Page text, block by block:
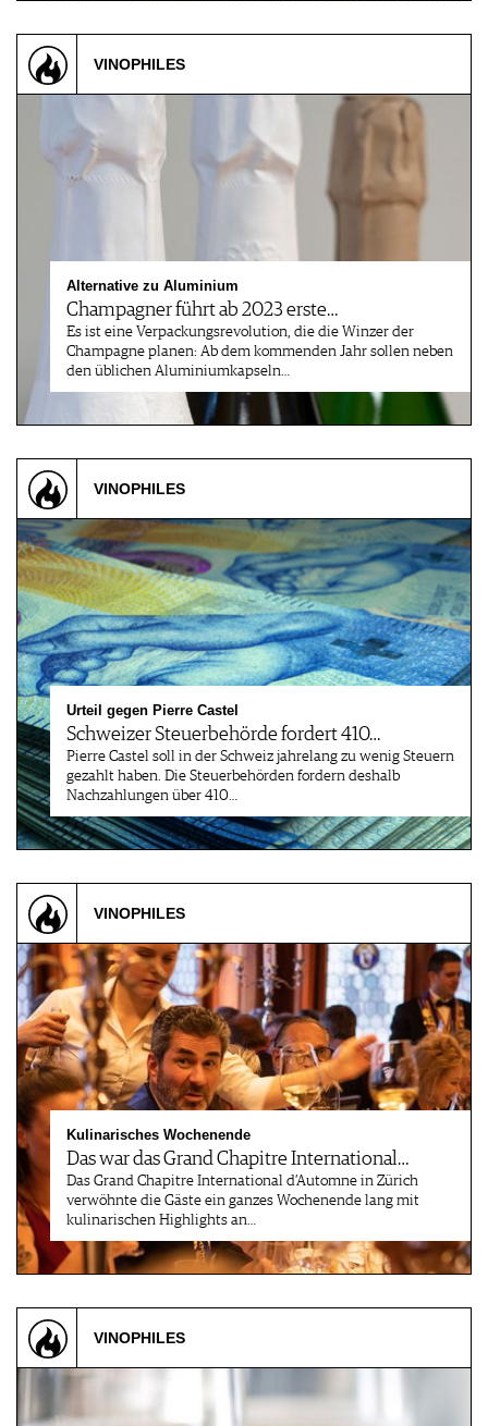
VINOPHILES
Alternative zu Aluminium
Champagner führt ab 2023 erste…
Es ist eine Verpackungsrevolution, die die Winzer der
Champagne planen: Ab dem kommenden Jahr sollen neben
den üblichen Aluminiumkapseln…
VINOPHILES
Urteil gegen Pierre Castel
Schweizer Steuerbehörde fordert 410…
Pierre Castel soll in der Schweiz jahrelang zu wenig Steuern
gezahlt haben. Die Steuerbehörden fordern deshalb
Nachzahlungen über 410…
VINOPHILES
Kulinarisches Wochenende
Das war das Grand Chapitre International…
Das Grand Chapitre International d’Automne in Zürich
verwöhnte die Gäste ein ganzes Wochenende lang mit
kulinarischen Highlights an…
VINOPHILES